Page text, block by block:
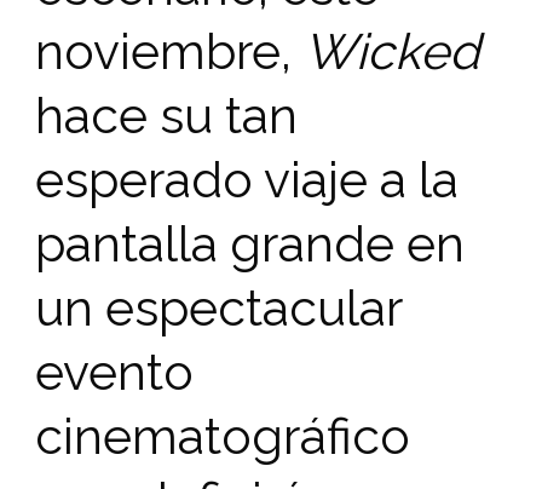
noviembre, Wicked
hace su tan
esperado viaje a la
pantalla grande en
un espectacular
evento
cinematográfico